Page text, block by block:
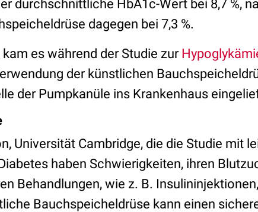
durchschnittliche HbA1c-Wert bei 8,7 %,
dagegen bei 7,3 %.
es während der Studie zur
der künstlichen
der Pumpkanüle ins Krankenhaus
Universität Cambridge, die die Studie mit
haben Schwierigkeiten, ihren
Behandlungen, wie z. B.
Bauchspeicheldrüse kann einen